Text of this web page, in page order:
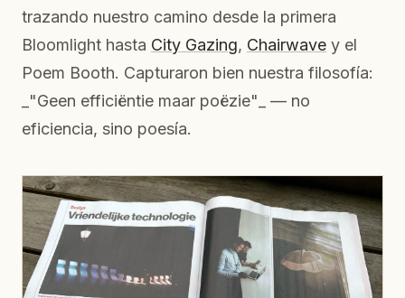
trazando nuestro camino desde la primera
Bloomlight hasta City Gazing, Chairwave y el
Poem Booth. Capturaron bien nuestra filosofía:
_"Geen efficiëntie maar poëzie"_ — no
eficiencia, sino poesía.